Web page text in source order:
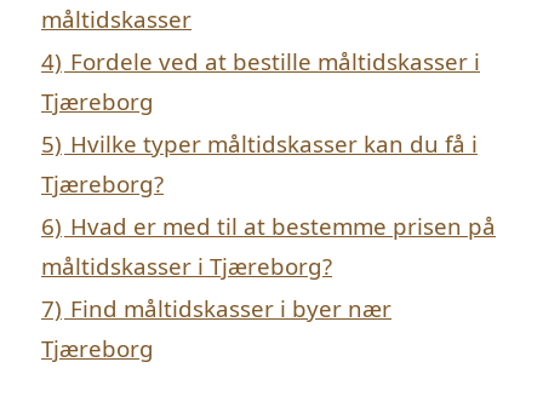
måltidskasser
4) Fordele ved at bestille måltidskasser i
Tjæreborg
5) Hvilke typer måltidskasser kan du få i
Tjæreborg?
6) Hvad er med til at bestemme prisen på
måltidskasser i Tjæreborg?
7) Find måltidskasser i byer nær
Tjæreborg